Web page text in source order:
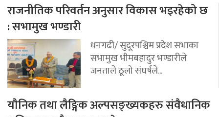
राजनीतिक परिवर्तन अनुसार विकास भइरहेको छ
: सभामुख भण्डारी
धनगढी/ सुदूरपश्चिम प्रदेश सभाका
सभामुख भीमबहादुर भण्डारीले
जनताले ठूलो संघर्षले...
यौनिक तथा लैङ्गिक अल्पसङ्ख्यकहरु संवैधानिक